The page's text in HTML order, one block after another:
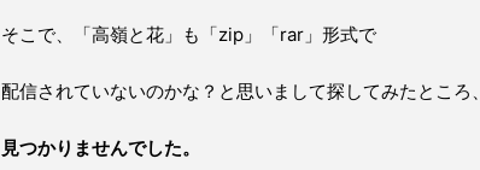
そこで、「高嶺と花」も「zip」「rar」形式で
配信されていないのかな？と思いまして探してみたところ、
見つかりませんでした。